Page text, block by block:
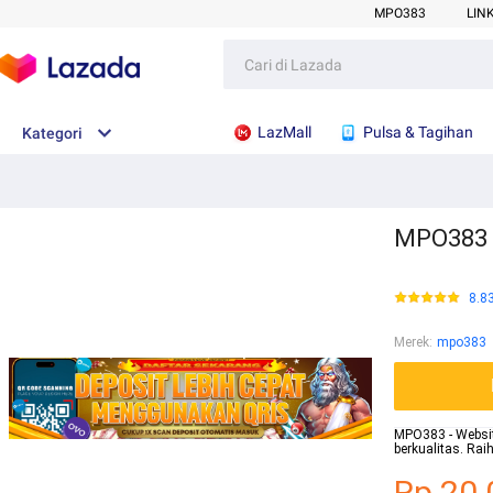
MPO383
Kategori LazMall Pulsa & Tagihan
Merek: mpo383
MPO383 -
berkualitas.